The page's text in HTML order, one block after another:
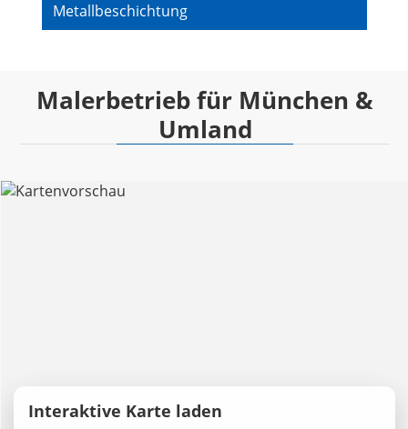
Metallbeschichtung
Malerbetrieb für München &
Umland
Interaktive Karte laden